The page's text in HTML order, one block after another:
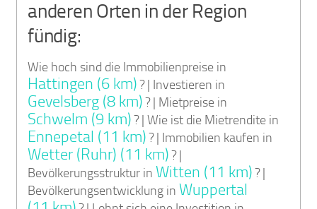
anderen Orten in der Region
fündig:
Wie hoch sind die Immobilienpreise in
Hattingen (6 km)? | Investieren in
Gevelsberg (8 km)? | Mietpreise in
Schwelm (9 km)? | Wie ist die Mietrendite in
Ennepetal (11 km)? | Immobilien kaufen in
Wetter (Ruhr) (11 km)? |
Bevölkerungsstruktur in Witten (11 km)? |
Bevölkerungsentwicklung in Wuppertal